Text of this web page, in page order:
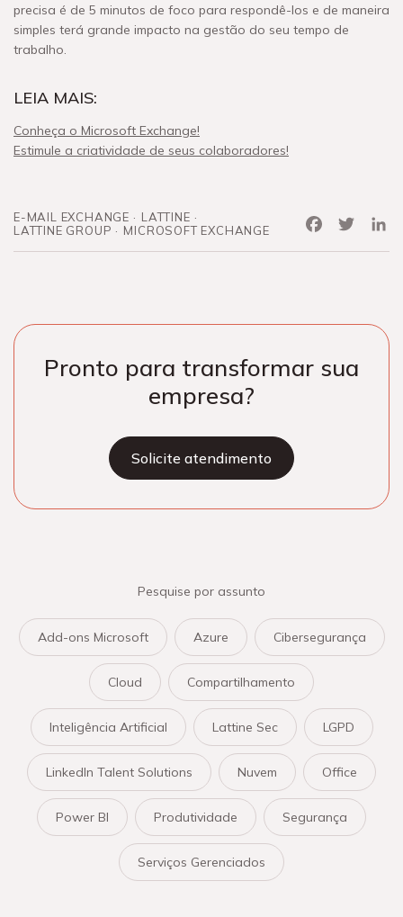
precisa é de 5 minutos de foco para respondê-los e de maneira
simples terá grande impacto na gestão do seu tempo de
trabalho.
LEIA MAIS:
Conheça o Microsoft Exchange!
Estimule a criatividade de seus colaboradores!
E-MAIL EXCHANGE
LATTINE
LATTINE GROUP
MICROSOFT EXCHANGE FacebookTwitter
Pronto para transformar sua
empresa?
Solicite atendimento
Pesquise por assunto
Add-ons Microsoft Azure Cibersegurança
Cloud Compartilhamento
Inteligência Artificial Lattine Sec LGPD
LinkedIn Talent Solutions Nuvem Office
Power BI Produtividade Segurança
Serviços Gerenciados